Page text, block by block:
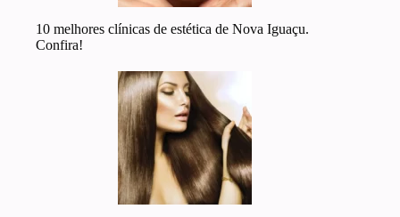
10 melhores clínicas de estética de Nova Iguaçu.
Confira!